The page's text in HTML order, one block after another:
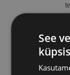
See